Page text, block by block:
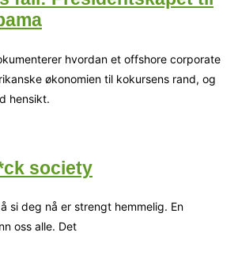
hvordan et offshore corporate
økonomien til kokursens rand, og
hensikt.
society
si deg nå er strengt hemmelig. En
oss alle. Det